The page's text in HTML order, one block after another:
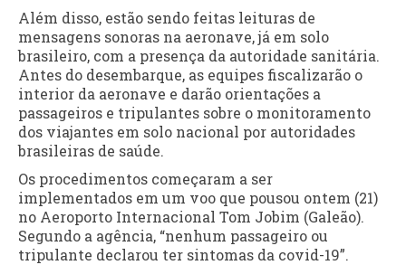
Além disso, estão sendo feitas leituras de
mensagens sonoras na aeronave, já em solo
brasileiro, com a presença da autoridade sanitária.
Antes do desembarque, as equipes fiscalizarão o
interior da aeronave e darão orientações a
passageiros e tripulantes sobre o monitoramento
dos viajantes em solo nacional por autoridades
brasileiras de saúde.
Os procedimentos começaram a ser
implementados em um voo que pousou ontem (21)
no Aeroporto Internacional Tom Jobim (Galeão).
Segundo a agência, “nenhum passageiro ou
tripulante declarou ter sintomas da covid-19”.